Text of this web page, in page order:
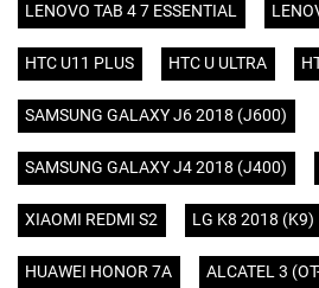
LENOVO TAB 4 7 ESSENTIAL
HTC U11 PLUS HTC U ULTRA
SAMSUNG GALAXY J6 2018 (J600)
SAMSUNG GALAXY J4 2018 (J400)
XIAOMI REDMI S2 LG K8 2018 (K9)
HUAWEI HONOR 7A ALCATEL 3